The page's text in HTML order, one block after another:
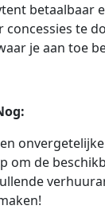
betaalbaar
te
je aan toe
om de